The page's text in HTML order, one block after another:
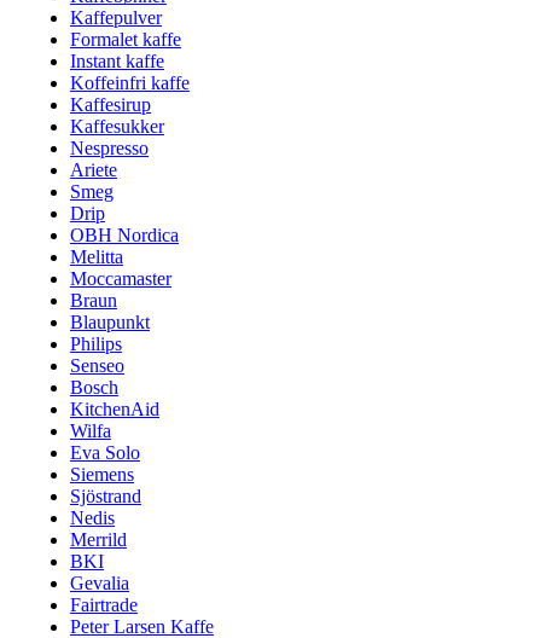
Kaffepulver
Formalet kaffe
Instant kaffe
Koffeinfri kaffe
Kaffesirup
Kaffesukker
Nespresso
Ariete
Smeg
Drip
OBH Nordica
Melitta
Moccamaster
Braun
Blaupunkt
Philips
Senseo
Bosch
KitchenAid
Wilfa
Eva Solo
Siemens
Sjöstrand
Nedis
Merrild
BKI
Gevalia
Fairtrade
Peter Larsen Kaffe